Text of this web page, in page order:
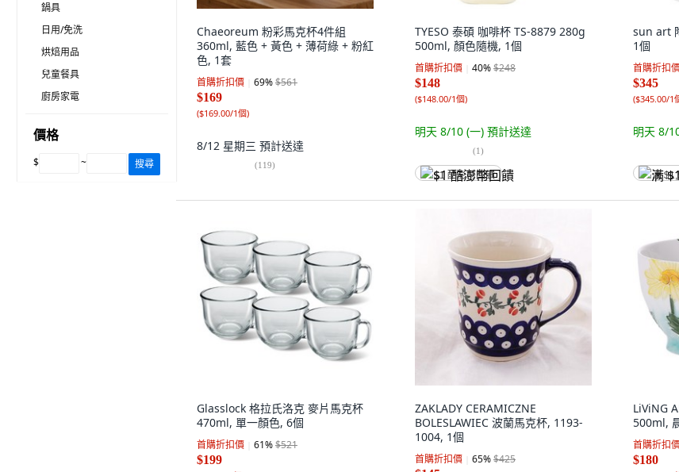
鍋具
日用/免洗
烘焙用品
兒童餐具
廚房家電
價格
$ ~ 搜尋
Chaeoreum 粉彩馬克杯4件組
360ml, 藍色 + 黃色 + 薄荷綠 + 粉紅
色, 1套
首購折扣價 69%$561
$169
($169.00/1個)
8/12 星期三 預計送達
(119)
TYESO 泰碩 咖啡杯 TS-8879 280g
500ml, 顏色隨機, 1個
首購折扣價 40%$248
$148
($148.00/1個)
明天 8/10 (一) 預計送達
(1)
$1 酷澎幣回饋
sun art
1個
首購折扣
$345
($345.00/1
明天 8/
满
Glasslock 格拉氏洛克 麥片馬克杯
470ml, 單一顏色, 6個
首購折扣價 61%$521
$199
ZAKLADY CERAMICZNE
BOLESLAWIEC 波蘭馬克杯, 1193-
1004, 1個
首購折扣價 65%$425
LiViNG
500ml,
首購折扣
$180